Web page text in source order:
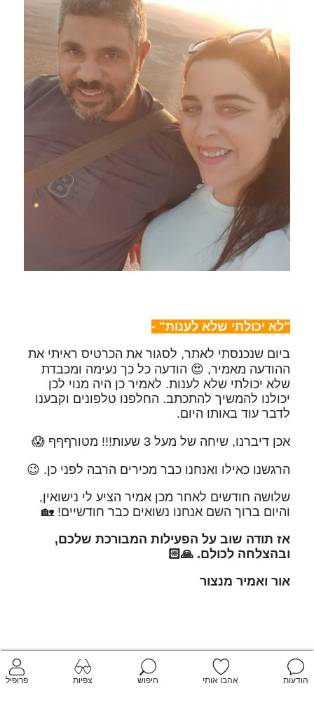
הודעות אהבו אותי חיפוש צפיות פרופיל
"לא יכולתי שלא לענות" -
ביום שנכנסתי לאתר, לסגור את הכרטיס ראיתי את
ההודעה מאמיר, 😍 הודעה כל כך נעימה ומכבדת
שלא יכולתי שלא לענות. לאמיר כן היה מנוי לכן
יכולנו להמשיך להתכתב. החלפנו טלפונים וקבענו
לדבר עוד באותו היום.
אכן דיברנו, שיחה של מעל 3 שעות!!! מטורףףף 😱
הרגשנו כאילו ואנחנו כבר מכירים הרבה לפני כן. 😉
שלושה חודשים לאחר מכן אמיר הציע לי נישואין,
והיום ברוך השם אנחנו נשואים כבר חודשיים! 🏡
אז תודה שוב על הפעילות המבורכת שלכם,
ובהצלחה לכולם. 🙏🏻
אור ואמיר מנצור